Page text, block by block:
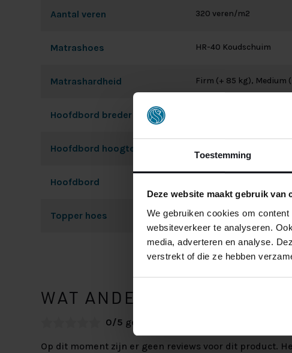
Toestemming
Deze website maakt gebruik van
We gebruiken cookies om
websiteverkeer te analyseren.
media, adverteren en analyse.
verstrekt of die ze hebben
Aantal veren 320 veren/m2
Matrashoes HR-40 Koudschuim
Matrashardheid Firm (+ 85 kg), Medium
Hoofdbord breder dan bed
Hoofdbord hoogte
Hoofdbord
Topper hoes 320 grams dubbeldoek
WAT ANDERE ZEGGEN
0/5 gebaseerd op 0 reviews
Op dit moment zijn er geen reviews voor dit product.